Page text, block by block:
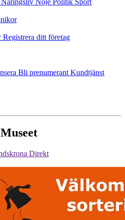
Näringsliv Nöje Politik Sport
Registrera ditt företag
Bli prenumerant Kundtjänst
Direkt